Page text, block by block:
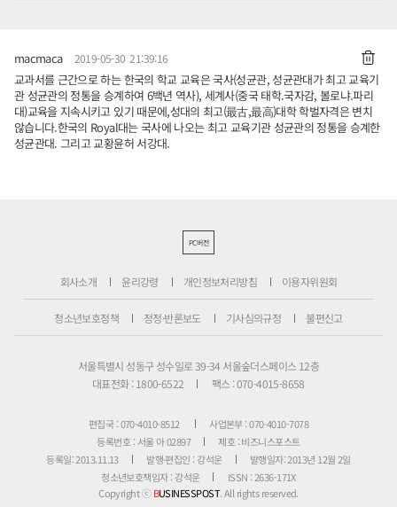
macmaca 2019-05-30 21:39:16
교과서를 근간으로 하는 한국의 학교 교육은 국사(성균관, 성균관대가 최고 교육기
관 성균관의 정통을 승계하여 6백년 역사), 세계사(중국 태학.국자감, 볼로냐.파리
대)교육을 지속시키고 있기 때문에,성대의 최고(最古,最高)대학 학벌자격은 변치
않습니다.한국의 Royal대는 국사에 나오는 최고 교육기관 성균관의 정통을 승계한
성균관대. 그리고 교황윤허 서강대.
PC버전
회사소개 윤리강령 개인정보처리방침 이용자위원회
청소년보호정책 정정·반론보도 기사심의규정 불편신고
서울특별시 성동구 성수일로 39-34 서울숲더스페이스 12층
대표전화 : 1800-6522
팩스 : 070-4015-8658
편집국 : 070-4010-8512
사업본부 : 070-4010-7078
등록번호 : 서울 아 02897
제호 : 비즈니스포스트
등록일: 2013.11.13
발행·편집인 : 강석운
발행일자: 2013년 12월 2일
청소년보호책임자 : 강석운
ISSN : 2636-171X
Copyright ⓒBUSINESSPOST. All rights reserved.